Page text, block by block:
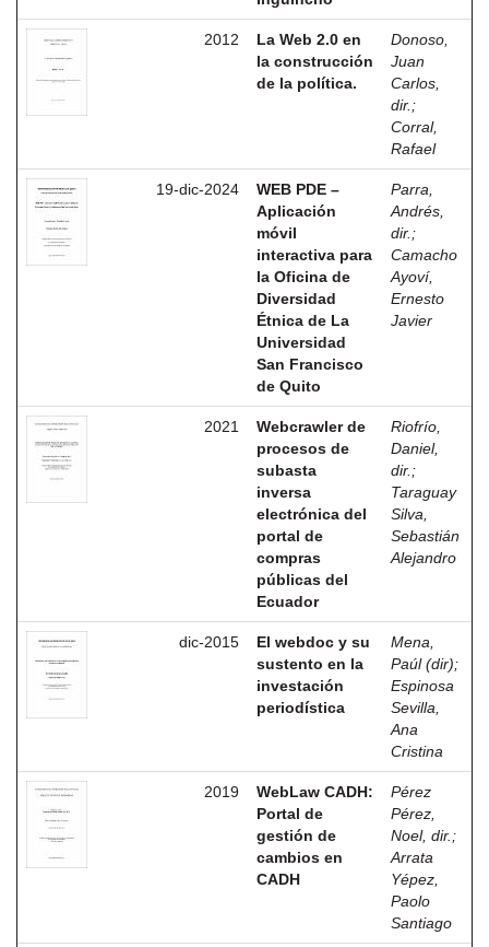
2012
La Web 2.0 en
la construcción
de la política.
Donoso,
Juan
Carlos,
dir. ;
Corral,
Rafael
19-dic-2024
WEB PDE –
Aplicación
móvil
interactiva para
la Oficina de
Diversidad
Étnica de La
Universidad
San Francisco
de Quito
Parra,
Andrés,
dir. ;
Camacho
Ayoví,
Ernesto
Javier
2021
Webcrawler de
procesos de
subasta
inversa
electrónica del
portal de
compras
públicas del
Ecuador
Riofrío,
Daniel,
dir. ;
Taraguay
Silva,
Sebastián
Alejandro
dic-2015
El webdoc y su
sustento en la
investación
periodística
Mena,
Paúl (dir);
Espinosa
Sevilla,
Ana
Cristina
2019
WebLaw CADH:
Portal de
gestión de
cambios en
CADH
Pérez
Pérez,
Noel, dir. ;
Arrata
Yépez,
Paolo
Santiago